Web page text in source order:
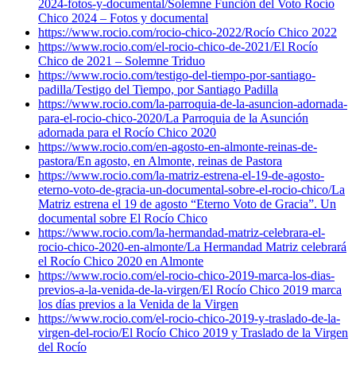
2024-fotos-y-documental/Solemne Función del Voto Rocío
Chico 2024 – Fotos y documental
https://www.rocio.com/rocio-chico-2022/Rocío Chico 2022
https://www.rocio.com/el-rocio-chico-de-2021/El Rocío
Chico de 2021 – Solemne Triduo
https://www.rocio.com/testigo-del-tiempo-por-santiago-
padilla/Testigo del Tiempo, por Santiago Padilla
https://www.rocio.com/la-parroquia-de-la-asuncion-adornada-
para-el-rocio-chico-2020/La Parroquia de la Asunción
adornada para el Rocío Chico 2020
https://www.rocio.com/en-agosto-en-almonte-reinas-de-
pastora/En agosto, en Almonte, reinas de Pastora
https://www.rocio.com/la-matriz-estrena-el-19-de-agosto-
eterno-voto-de-gracia-un-documental-sobre-el-rocio-chico/La
Matriz estrena el 19 de agosto “Eterno Voto de Gracia”. Un
documental sobre El Rocío Chico
https://www.rocio.com/la-hermandad-matriz-celebrara-el-
rocio-chico-2020-en-almonte/La Hermandad Matriz celebrará
el Rocío Chico 2020 en Almonte
https://www.rocio.com/el-rocio-chico-2019-marca-los-dias-
previos-a-la-venida-de-la-virgen/El Rocío Chico 2019 marca
los días previos a la Venida de la Virgen
https://www.rocio.com/el-rocio-chico-2019-y-traslado-de-la-
virgen-del-rocio/El Rocío Chico 2019 y Traslado de la Virgen
del Rocío